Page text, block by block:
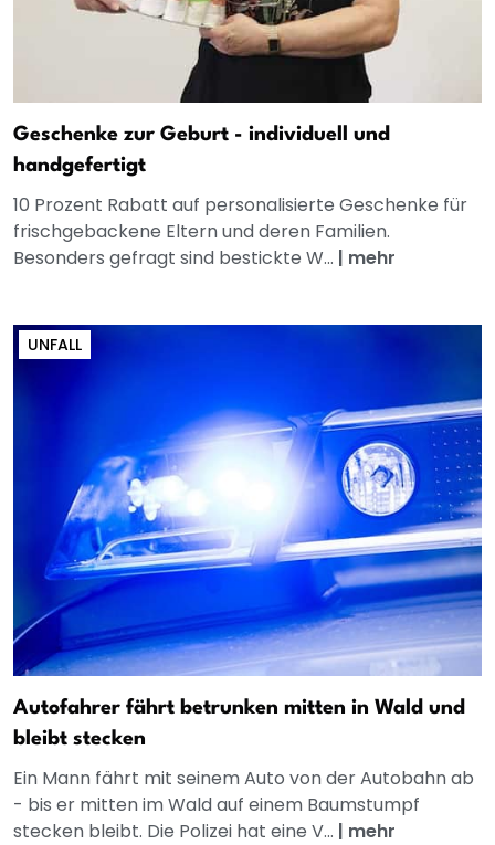
Geschenke zur Geburt - individuell und
handgefertigt
10 Prozent Rabatt auf personalisierte Geschenke für
frischgebackene Eltern und deren Familien.
Besonders gefragt sind bestickte W... | mehr
UNFALL
Autofahrer fährt betrunken mitten in Wald und
bleibt stecken
Ein Mann fährt mit seinem Auto von der Autobahn ab
- bis er mitten im Wald auf einem Baumstumpf
stecken bleibt. Die Polizei hat eine V... | mehr